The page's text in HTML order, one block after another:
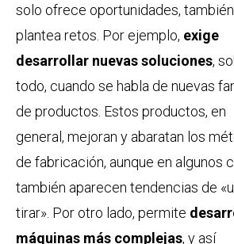
solo ofrece oportunidades, también
plantea retos. Por ejemplo, exige
desarrollar nuevas soluciones,
todo, cuando se habla de nuevas
de productos. Estos productos, en
general, mejoran y abaratan los
de fabricación, aunque en algunos
también aparecen tendencias de
tirar». Por otro lado, permite
máquinas más complejas, y así